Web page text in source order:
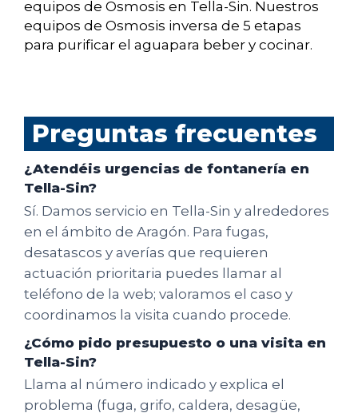
equipos de Osmosis en Tella-Sin. Nuestros
equipos de Osmosis inversa de 5 etapas
para purificar el aguapara beber y cocinar.
Preguntas frecuentes
¿Atendéis urgencias de fontanería en
Tella-Sin?
Sí. Damos servicio en Tella-Sin y alrededores
en el ámbito de Aragón. Para fugas,
desatascos y averías que requieren
actuación prioritaria puedes llamar al
teléfono de la web; valoramos el caso y
coordinamos la visita cuando procede.
¿Cómo pido presupuesto o una visita en
Tella-Sin?
Llama al número indicado y explica el
problema (fuga, grifo, caldera, desagüe,